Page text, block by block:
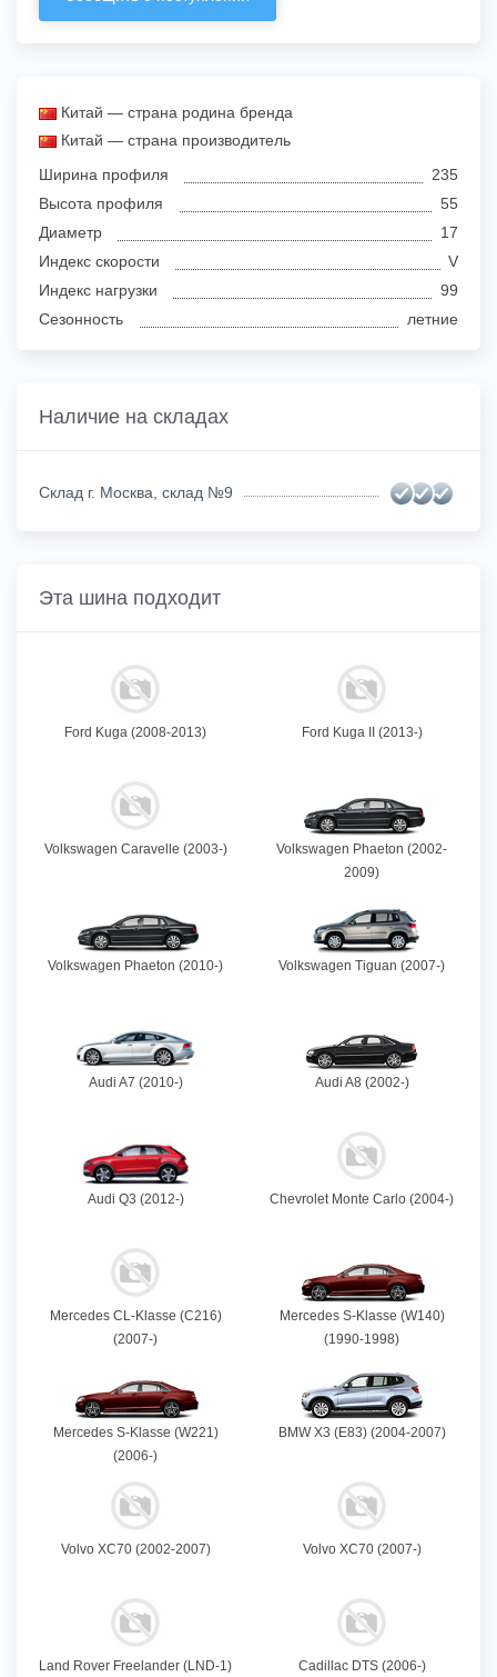
Китай — страна родина бренда
Китай — страна производитель
Ширина профиля
235
Высота профиля
55
Диаметр
17
Индекс скорости
V
Индекс нагрузки
99
Сезонность
летние
Наличие на складах
Склад г. Москва, склад №9
Эта шина подходит
Ford Kuga (2008-2013) Ford Kuga II (2013-)
Volkswagen Caravelle (2003-)
Volkswagen Phaeton (2002-
2009)
Volkswagen Phaeton (2010-) Volkswagen Tiguan (2007-)
Audi A7 (2010-) Audi A8 (2002-)
Audi Q3 (2012-) Chevrolet Monte Carlo (2004-)
Mercedes CL-Klasse (C216)
(2007-)
Mercedes S-Klasse (W140)
(1990-1998)
Mercedes S-Klasse (W221)
(2006-)
BMW X3 (E83) (2004-2007)
Volvo XC70 (2002-2007) Volvo XC70 (2007-)
Land Rover Freelander (LND-1) Cadillac DTS (2006-)